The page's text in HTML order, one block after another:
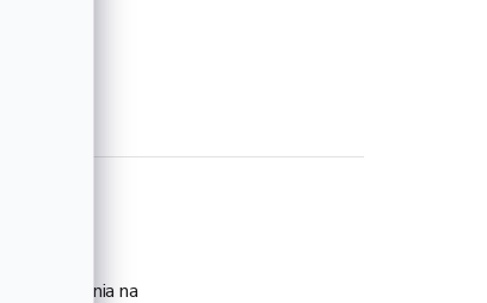
walcowania na